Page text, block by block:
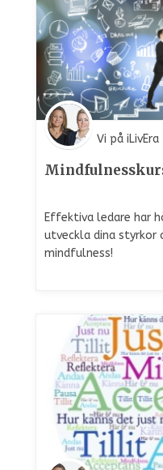
Vi på iLivEra
Effektiva ledare har
utveckla dina styrkor
mindfulness!